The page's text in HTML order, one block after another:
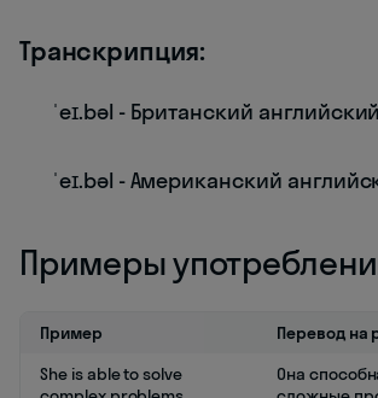
Транскрипция:
ˈeɪ.bəl - Британский английский
ˈeɪ.bəl - Американский
Примеры
Пример
Перевод на
She is able to solve
Она